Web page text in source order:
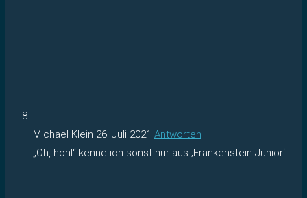
Michael Klein 26. Juli 2021 Antworten
„Oh, hohl“ kenne ich sonst nur aus ‚Frankenstein Junior‘.